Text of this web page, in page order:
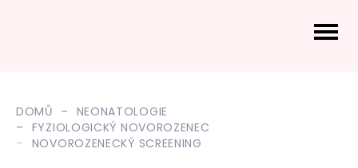
DOMŮ
NEONATOLOGIE
FYZIOLOGICKÝ NOVOROZENEC
NOVOROZENECKÝ SCREENING